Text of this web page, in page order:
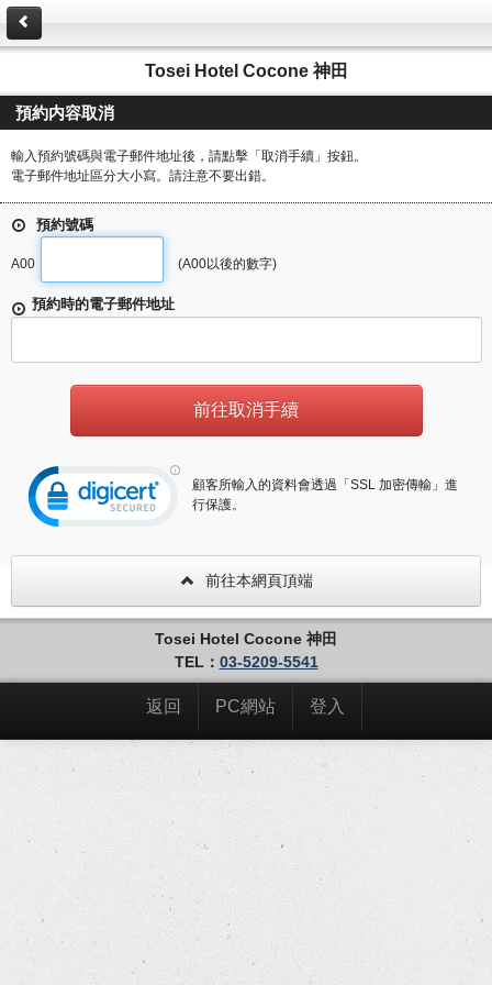
Tosei Hotel Cocone 神田
預約内容取消
輸入預約號碼與電子郵件地址後，請點擊「取消手續」按鈕。
電子郵件地址區分大小寫。請注意不要出錯。
預約號碼
A00 (A00以後的數字)
預約時的電子郵件地址
顧客所輸入的資料會透過「SSL 加密傳輸」進
行保護。
前往本網頁頂端
Tosei Hotel Cocone 神田
TEL： 03-5209-5541
返回 PC網站 登入